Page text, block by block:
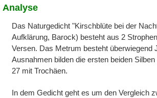
Analyse
Das Naturgedicht "Kirschblüte bei der
Aufklärung, Barock) besteht aus 2
Versen. Das Metrum besteht überwiegend
Ausnahmen bilden die ersten beiden
27 mit Trochäen.
In dem Gedicht geht es um den Vergleich